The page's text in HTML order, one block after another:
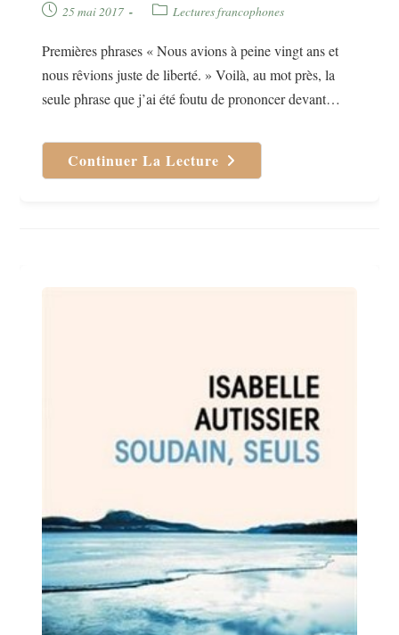
Publication
25 mai 2017
Post Lectures francophones
Premières phrases « Nous avions à peine vingt ans et
nous rêvions juste de liberté. » Voilà, au mot près, la
seule phrase que j’ai été foutu de prononcer devant…
Continuer La Lecture Nous
Rêvions
Juste